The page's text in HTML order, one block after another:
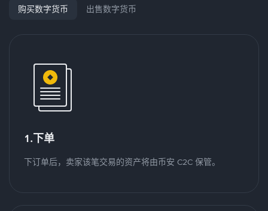
购买数字货币 出售数字货币
1.下单
下订单后，卖家该笔交易的资产将由币安 C2C 保管。